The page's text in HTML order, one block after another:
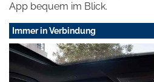
App bequem im Blick.
Immer in Verbindung